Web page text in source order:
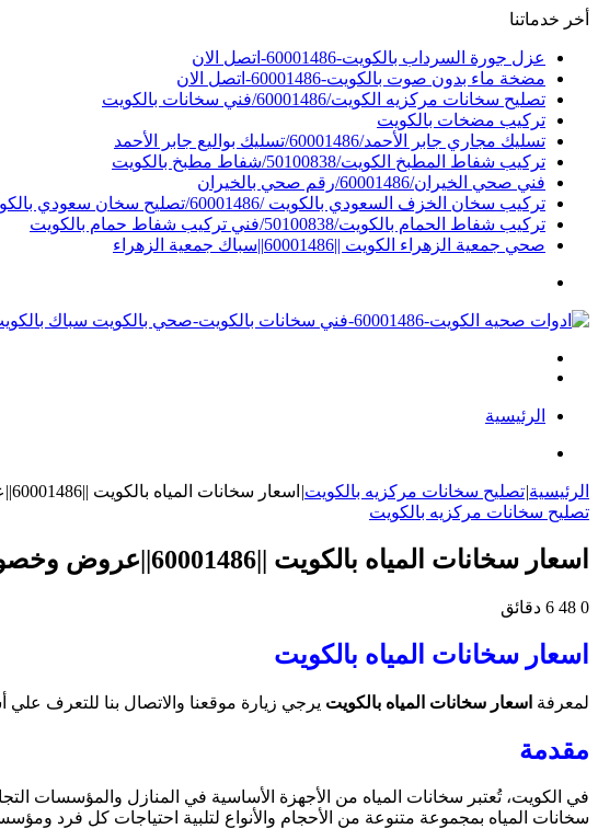
أخر خدماتنا
عزل جورة السرداب بالكويت-60001486-اتصل الان
مضخة ماء بدون صوت بالكويت-60001486-اتصل الان
تصليح سخانات مركزيه الكويت/60001486/فني سخانات بالكويت
تركيب مضخات بالكويت
تسليك مجاري جابر الأحمد/60001486/تسليك بواليع جابر الأحمد
تركيب شفاط المطبخ الكويت/50100838/شفاط مطبخ بالكويت
فني صحي الخيران/60001486/رقم صحي بالخيران
تركيب سخان الخزف السعودي بالكويت /60001486/تصليح سخان سعودي بالكويت
تركيب شفاط الحمام بالكويت/50100838/فني تركيب شفاط حمام بالكويت
صحي جمعية الزهراء الكويت ||60001486||سباك جمعية الزهراء
الرئيسية
الرئيسية|تصليح سخانات مركزيه بالكويت| اسعار سخانات المياه بالكويت ||60001486||عروض وخصومات وكفاله
تصليح سخانات مركزيه بالكويت
اسعار سخانات المياه بالكويت ||60001486||عروض وخصومات وكفاله
0 6 دقائق
اسعار سخانات المياه بالكويت
لمعرفة اسعار سخانات المياه بالكويت يرجي زيارة موقعنا والاتصال بنا للتعرف علي
مقدمة
في الكويت، تُعتبر سخانات المياه من الأجهزة الأساسية في المنازل والمؤسسات
سخانات المياه بمجموعة متنوعة من الأحجام والأنواع لتلبية احتياجات كل فرد